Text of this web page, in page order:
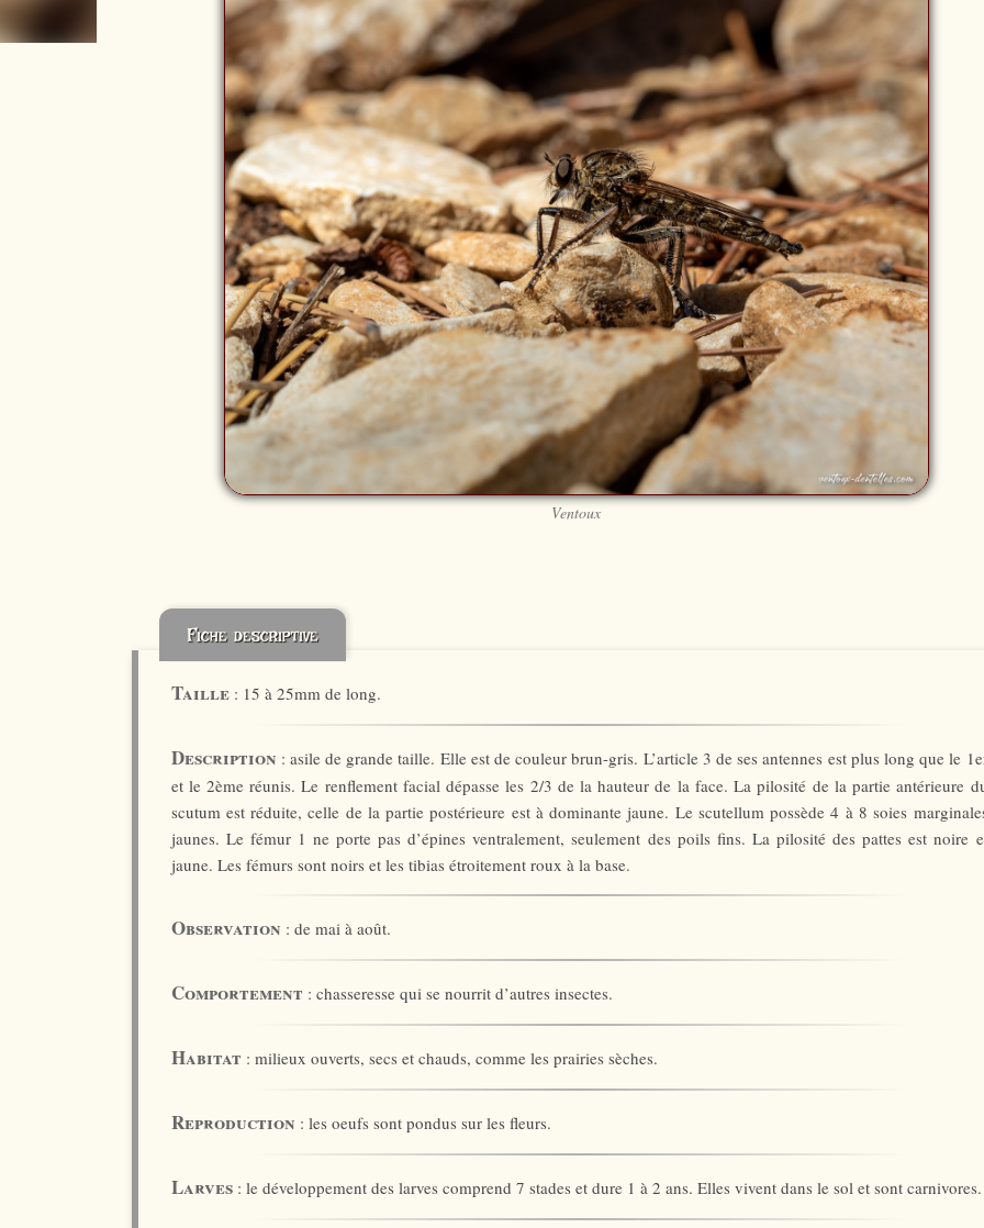
Ventoux
Fiche descriptive
Taille: 15 à 25mm de long.
Description : asile de grande taille. Elle est de couleur brun-gris. L’article 3 de ses antennes est plus long que le
et le 2ème réunis. Le renflement facial dépasse les 2/3 de la hauteur de la face. La pilosité de la partie antérieure
scutum est réduite, celle de la partie postérieure est à dominante jaune. Le scutellum possède 4 à 8 soies
jaunes. Le fémur 1 ne porte pas d’épines ventralement, seulement des poils fins. La pilosité des pattes est noire
jaune. Les fémurs sont noirs et les tibias étroitement roux à la base.
Observation : de mai à août.
Comportement : chasseresse qui se nourrit d’autres insectes.
Habitat : milieux ouverts, secs et chauds, comme les prairies sèches.
Reproduction : les oeufs sont pondus sur les fleurs.
Larves: le développement des larves comprend 7 stades et dure 1 à 2 ans. Elles vivent dans le sol et sont carnivores.